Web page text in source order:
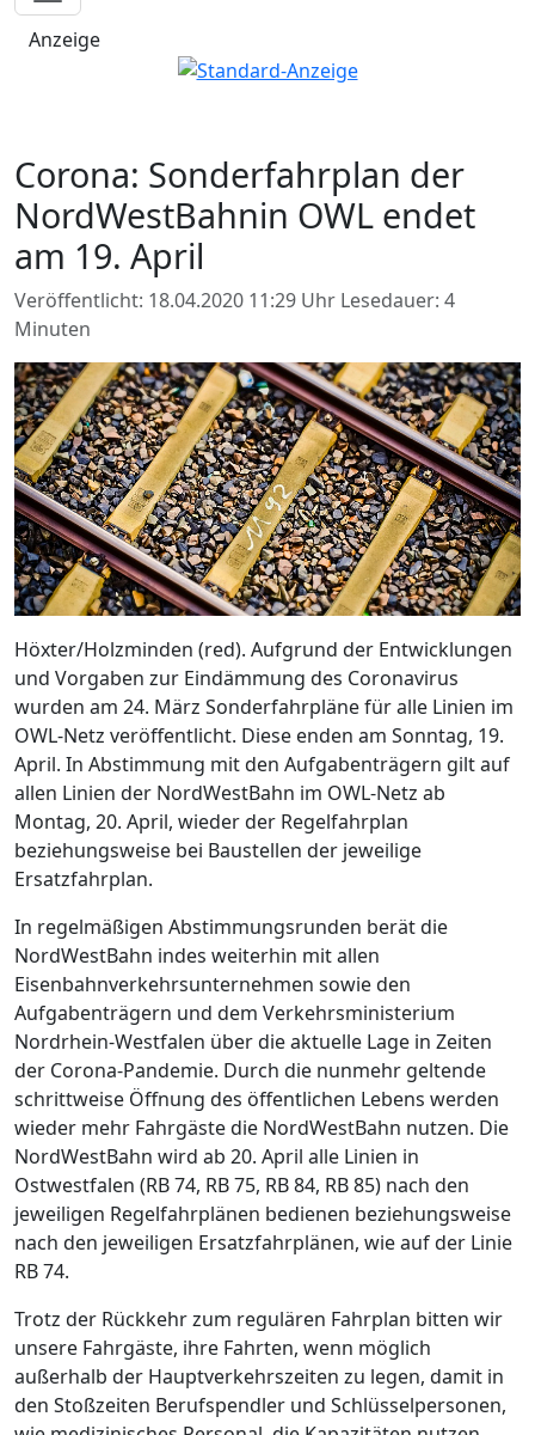
Anzeige
Corona: Sonderfahrplan der
NordWestBahnin OWL endet
am 19. April
Veröffentlicht: 18.04.2020 11:29 Uhr Lesedauer: 4
Minuten
Höxter/Holzminden (red). Aufgrund der Entwicklungen
und Vorgaben zur Eindämmung des Coronavirus
wurden am 24. März Sonderfahrpläne für alle Linien im
OWL-Netz veröffentlicht. Diese enden am Sonntag, 19.
April. In Abstimmung mit den Aufgabenträgern gilt auf
allen Linien der NordWestBahn im OWL-Netz ab
Montag, 20. April, wieder der Regelfahrplan
beziehungsweise bei Baustellen der jeweilige
Ersatzfahrplan.
In regelmäßigen Abstimmungsrunden berät die
NordWestBahn indes weiterhin mit allen
Eisenbahnverkehrsunternehmen sowie den
Aufgabenträgern und dem Verkehrsministerium
Nordrhein-Westfalen über die aktuelle Lage in Zeiten
der Corona-Pandemie. Durch die nunmehr geltende
schrittweise Öffnung des öffentlichen Lebens werden
wieder mehr Fahrgäste die NordWestBahn nutzen. Die
NordWestBahn wird ab 20. April alle Linien in
Ostwestfalen (RB 74, RB 75, RB 84, RB 85) nach den
jeweiligen Regelfahrplänen bedienen beziehungsweise
nach den jeweiligen Ersatzfahrplänen, wie auf der Linie
RB 74.
Trotz der Rückkehr zum regulären Fahrplan bitten wir
unsere Fahrgäste, ihre Fahrten, wenn möglich
außerhalb der Hauptverkehrszeiten zu legen, damit in
den Stoßzeiten Berufspendler und Schlüsselpersonen,